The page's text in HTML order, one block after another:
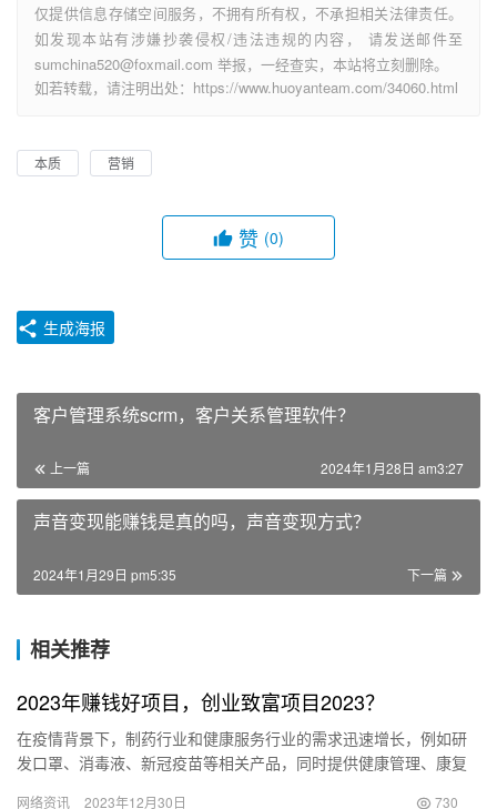
仅提供信息存储空间服务，不拥有所有权，不承担相关法律责任。
如发现本站有涉嫌抄袭侵权/违法违规的内容， 请发送邮件至
sumchina520@foxmail.com 举报，一经查实，本站将立刻删除。
如若转载，请注明出处：https://www.huoyanteam.com/34060.html
本质 营销
赞 (0)
生成海报
客户管理系统scrm，客户关系管理软件？
上一篇 2024年1月28日 am3:27
声音变现能赚钱是真的吗，声音变现方式？
下一篇
2024年1月29日 pm5:35
相关推荐
2023年赚钱好项目，创业致富项目2023？
在疫情背景下，制药行业和健康服务行业的需求迅速增长，例如研
发口罩、消毒液、新冠疫苗等相关产品，同时提供健康管理、康复
网络资讯 2023年12月30日 730